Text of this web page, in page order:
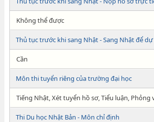
Không thể được
Thủ tục trước khi sang Nhật - Sang Nhật để
Cần
Môn thi tuyển riêng của trường đại học
Tiếng Nhật, Xét tuyển hồ sơ, Tiểu luận, Phỏng
Thi Du học Nhật Bản - Môn chỉ định